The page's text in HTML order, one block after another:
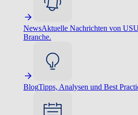
NewsAktuelle Nachrichten von
Branche.
BlogTipps, Analysen und Best